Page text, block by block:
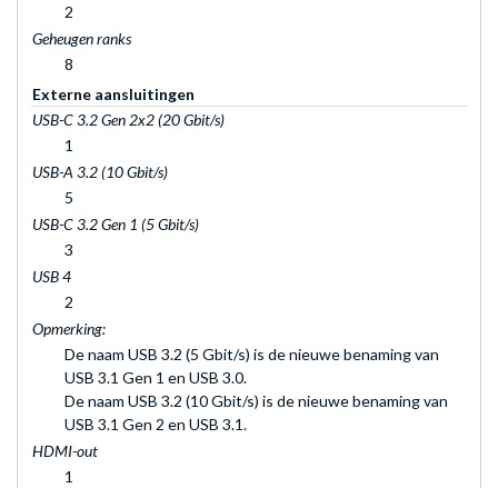
2
Geheugen ranks
8
Externe aansluitingen
USB-C 3.2 Gen 2x2 (20 Gbit/s)
1
USB-A 3.2 (10 Gbit/s)
5
USB-C 3.2 Gen 1 (5 Gbit/s)
3
USB 4
2
Opmerking:
De naam USB 3.2 (5 Gbit/s) is de nieuwe benaming van
USB 3.1 Gen 1 en USB 3.0.
De naam USB 3.2 (10 Gbit/s) is de nieuwe benaming van
USB 3.1 Gen 2 en USB 3.1.
HDMI-out
1